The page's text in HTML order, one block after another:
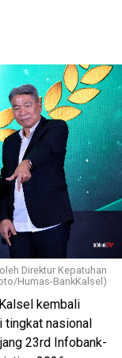
Jakarta 2026
budaya.
kegiatan ini
bagi
lokal
pasar yang
0
0 Direktur Kepatuhan
Humas-BankKalsel)
kembali
tingkat nasional
23rd Infobank-